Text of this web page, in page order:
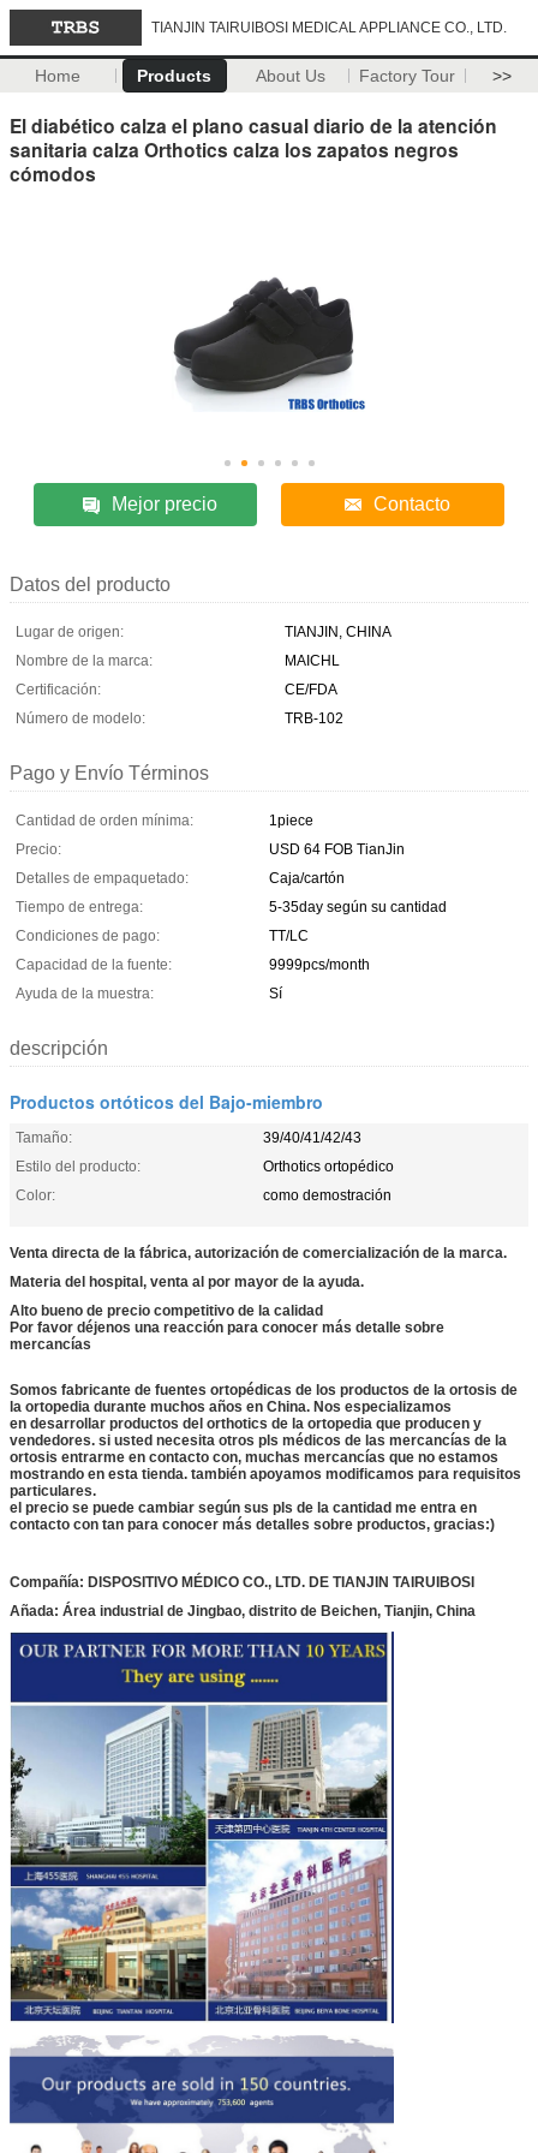
TIANJIN TAIRUIBOSI MEDICAL APPLIANCE CO., LTD.
Home Products About Us Factory Tour >>
El diabético calza el plano casual diario de la atención
sanitaria calza Orthotics calza los zapatos negros
cómodos
Mejor precio Contacto
Datos del producto
Lugar de origen:
TIANJIN, CHINA
Nombre de la marca:
MAICHL
Certificación:
CE/FDA
Número de modelo:
TRB-102
Pago y Envío Términos
Cantidad de orden mínima:
1piece
Precio:
USD 64 FOB TianJin
Detalles de empaquetado:
Caja/cartón
Tiempo de entrega:
5-35day según su cantidad
Condiciones de pago:
TT/LC
Capacidad de la fuente:
9999pcs/month
Ayuda de la muestra:
Sí
descripción
Productos ortóticos del Bajo-miembro
Tamaño:
39/40/41/42/43
Estilo del producto:
Orthotics ortopédico
Color:
como demostración
Venta directa de la fábrica, autorización de comercialización de la marca.
Materia del hospital, venta al por mayor de la ayuda.
Alto bueno de precio competitivo de la calidad
Por favor déjenos una reacción para conocer más detalle sobre
mercancías
Somos fabricante de fuentes ortopédicas de los productos de la ortosis de
la ortopedia durante muchos años en China. Nos especializamos
en desarrollar productos del orthotics de la ortopedia que producen y
vendedores. si usted necesita otros pls médicos de las mercancías de la
ortosis entrarme en contacto con, muchas mercancías que no estamos
mostrando en esta tienda. también apoyamos modificamos para requisitos
particulares.
el precio se puede cambiar según sus pls de la cantidad me entra en
contacto con tan para conocer más detalles sobre productos, gracias:)
Compañía: DISPOSITIVO MÉDICO CO., LTD. DE TIANJIN TAIRUIBOSI
Añada: Área industrial de Jingbao, distrito de Beichen, Tianjin, China